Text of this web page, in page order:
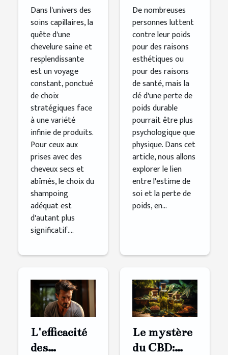
pour
cheveux
secs et
abîmés
Dans l'univers des
soins capillaires, la
quête d'une
chevelure saine et
resplendissante
est un voyage
constant, ponctué
de choix
stratégiques face
à une variété
infinie de produits.
Pour ceux aux
prises avec des
cheveux secs et
abîmés, le choix du
shampoing
adéquat est
d'autant plus
significatif....
De nombreuses
personnes luttent
contre leur poids
pour des raisons
esthétiques ou
pour des raisons
de santé, mais la
clé d'une perte de
poids durable
pourrait être plus
psychologique que
physique. Dans cet
article, nous allons
explorer le lien
entre l'estime de
soi et la perte de
poids, en...
L'efficacité
des
Le mystère
du CBD: